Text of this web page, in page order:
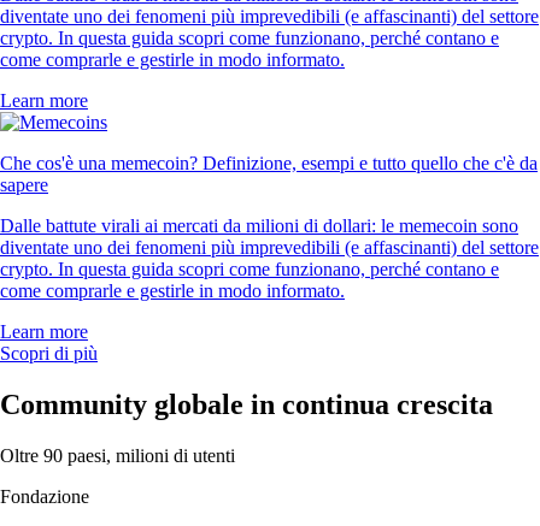
diventate uno dei fenomeni più imprevedibili (e affascinanti) del settore
crypto. In questa guida scopri come funzionano, perché contano e
come comprarle e gestirle in modo informato.
Learn more
Che cos'è una memecoin? Definizione, esempi e tutto quello che c'è da
sapere
Dalle battute virali ai mercati da milioni di dollari: le memecoin sono
diventate uno dei fenomeni più imprevedibili (e affascinanti) del settore
crypto. In questa guida scopri come funzionano, perché contano e
come comprarle e gestirle in modo informato.
Learn more
Scopri di più
Community globale in continua crescita
Oltre 90 paesi, milioni di utenti
Fondazione